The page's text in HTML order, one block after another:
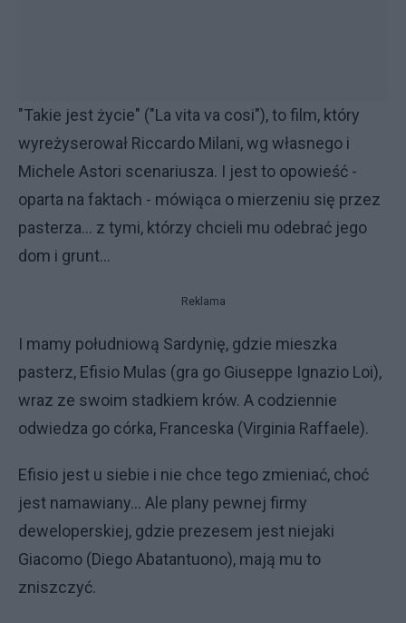
"Takie jest życie" ("La vita va cosi"), to film, który
wyreżyserował Riccardo Milani, wg własnego i
Michele Astori scenariusza. I jest to opowieść -
oparta na faktach - mówiąca o mierzeniu się przez
pasterza... z tymi, którzy chcieli mu odebrać jego
dom i grunt...
Reklama
I mamy południową Sardynię, gdzie mieszka
pasterz, Efisio Mulas (gra go Giuseppe Ignazio Loi),
wraz ze swoim stadkiem krów. A codziennie
odwiedza go córka, Franceska (Virginia Raffaele).
Efisio jest u siebie i nie chce tego zmieniać, choć
jest namawiany... Ale plany pewnej firmy
deweloperskiej, gdzie prezesem jest niejaki
Giacomo (Diego Abatantuono), mają mu to
zniszczyć.